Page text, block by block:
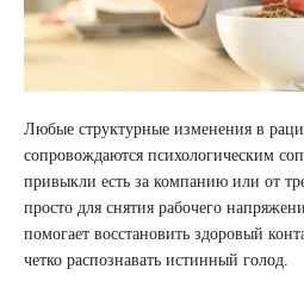
Любые структурные изменения в
сопровождаются психологическим
привыкли есть за компанию или от
просто для снятия рабочего
помогает восстановить здоровый
четко распознавать истинный голод.